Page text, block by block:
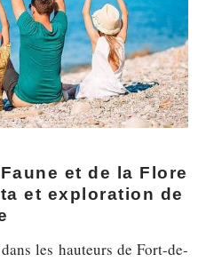
et de la Flore
et exploration de
les hauteurs de Fort-de-